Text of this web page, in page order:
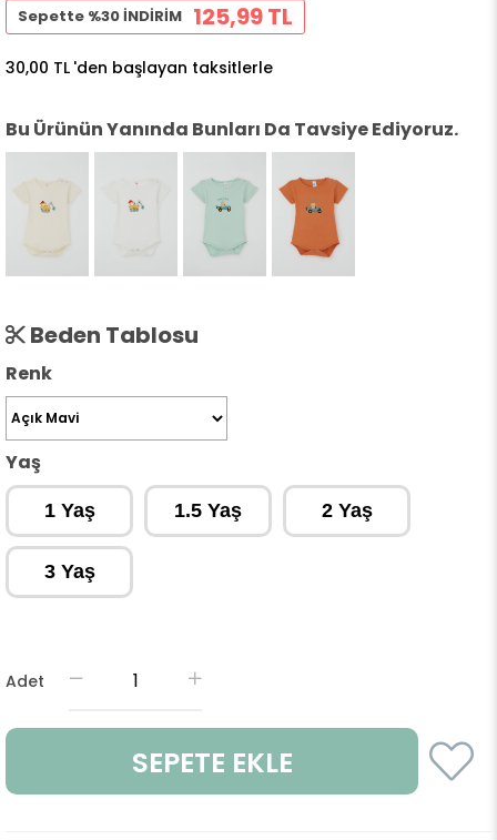
Sepette %30 İNDİRİM 125,99 TL
30,00 TL 'den başlayan taksitlerle
Bu Ürünün Yanında Bunları Da Tavsiye Ediyoruz.
Beden Tablosu
Renk
Yaş
1 Yaş 1.5 Yaş 2 Yaş
3 Yaş
Adet